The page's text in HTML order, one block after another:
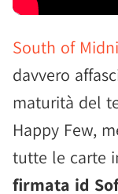
South of
davvero
maturità del
Happy Few,
tutte le carte
firmata id